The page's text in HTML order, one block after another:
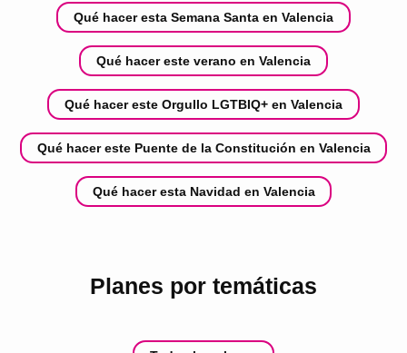
Qué hacer esta Semana Santa en Valencia
Qué hacer este verano en Valencia
Qué hacer este Orgullo LGTBIQ+ en Valencia
Qué hacer este Puente de la Constitución en Valencia
Qué hacer esta Navidad en Valencia
Planes por temáticas